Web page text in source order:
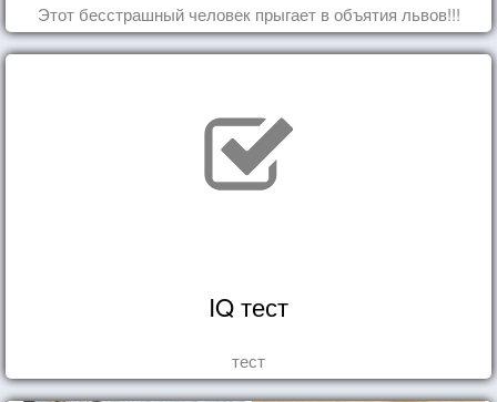
Этот бесстрашный человек прыгает в объятия львов!!!
IQ тест
тест